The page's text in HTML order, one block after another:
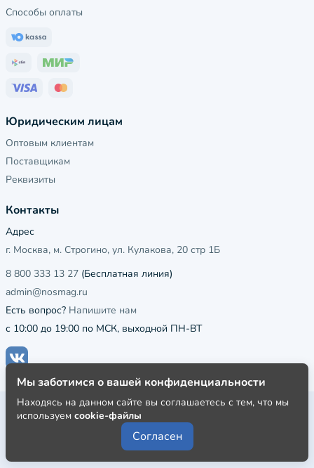
Способы оплаты
Юридическим лицам
Оптовым клиентам
Поставщикам
Реквизиты
Контакты
Адрес
г. Москва, м. Строгино, ул. Кулакова, 20 стр 1Б
8 800 333 13 27 (Бесплатная линия)
admin@nosmag.ru
Есть вопрос? Напишите нам
с 10:00 до 19:00 по МСК, выходной ПН-ВТ
Публичная оферта
Пользовательское соглашение
Политика конфиденциальности
Мы заботимся о вашей конфиденциальности
Находясь на данном сайте вы соглашаетесь с тем, что мы
используем cookie-файлы
Согласен